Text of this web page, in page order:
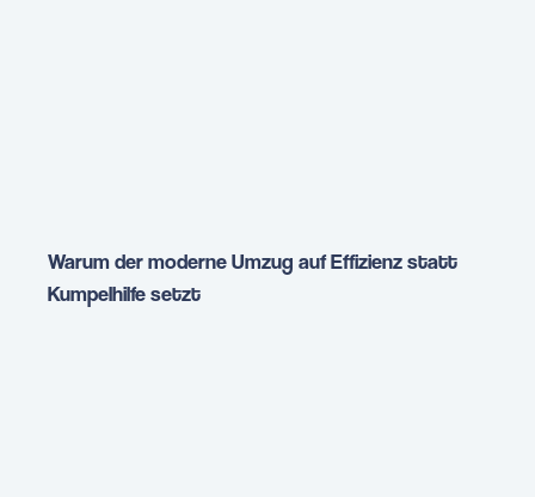
Warum der moderne Umzug auf Effizienz statt
Kumpelhilfe setzt